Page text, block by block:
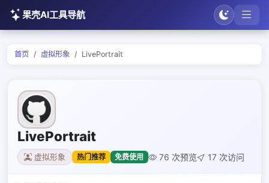
果壳AI工具导航
首页 虚拟形象 LivePortrait
LivePortrait
虚拟形象 热门推荐 免费使用 76 次预览 17 次访问